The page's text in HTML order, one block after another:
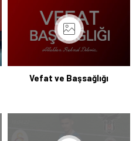
Vefat ve Başsağlığı